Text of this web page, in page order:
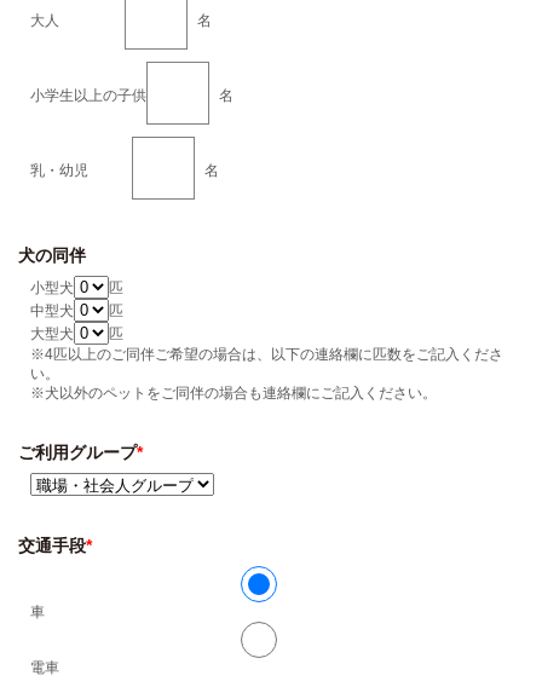
大人 名
小学生以上の子供 名
乳・幼児 名
犬の同伴
小型犬
匹
中型犬
匹
大型犬
匹
※4匹以上のご同伴ご希望の場合は、以下の連絡欄に匹数をご記入くださ
い。
※犬以外のペットをご同伴の場合も連絡欄にご記入ください。
ご利用グループ*
交通手段*
車
電車